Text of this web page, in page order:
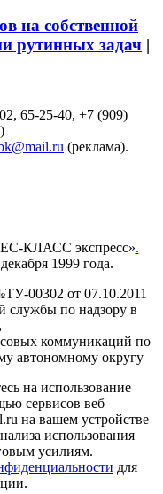
на собственной
рутинных задач |
65-25-40, +7 (909)
(реклама).
КЛАСС экспресс».
1999 года.
00302 от 07.10.2011
службы по надзору в
коммуникаций по
автономному округу
на использование
сервисов веб
на вашем устройстве
использования
усилиям.
для